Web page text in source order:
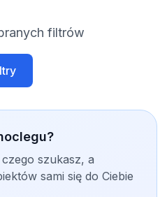
filtrów
szukasz, a
sami się do Ciebie